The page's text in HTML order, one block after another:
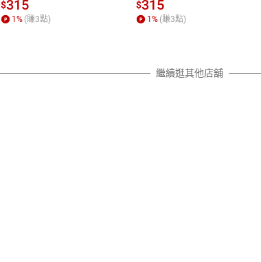
照各商品說明。
$315
1 % (賺3點)
$315
1 % (賺3點)
繼續逛其他店舖